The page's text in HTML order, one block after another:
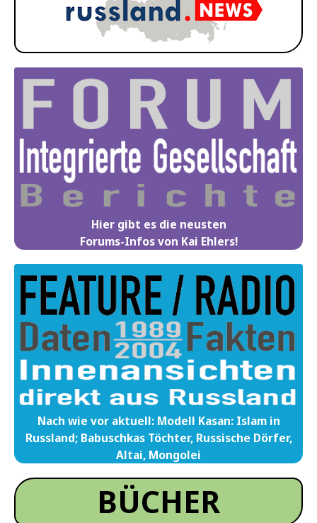
Hier gibt es die neusten
Forums-Infos von Kai Ehlers!
Nach wie vor aktuell: Modell Kasan: Islam in
Russland; Babuschkas Töchter, Russische Dörfer,
Altai, Mongolei
BÜCHER